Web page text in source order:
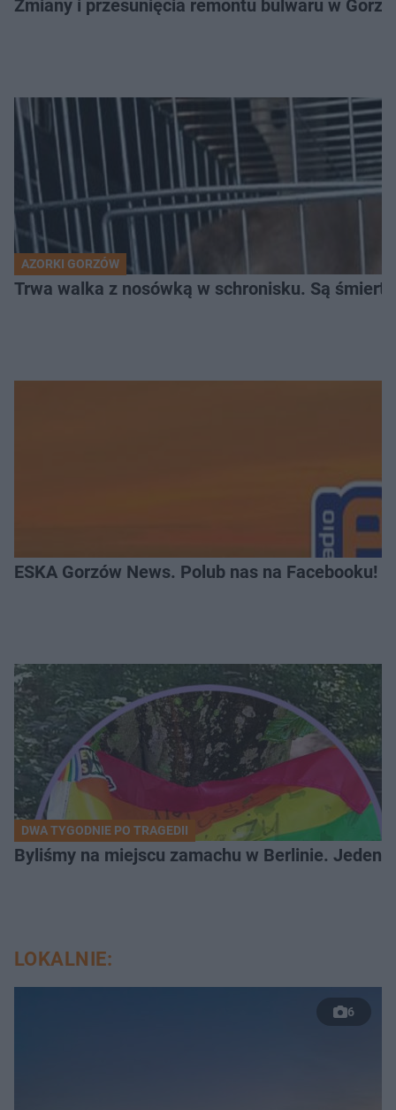
Zmiany i przesunięcia remontu bulwaru w
AZORKI GORZÓW
Trwa walka z nosówką w schronisku. Są
ESKA Gorzów News. Polub nas na Facebooku!
DWA TYGODNIE PO TRAGEDII
Byliśmy na miejscu zamachu w Berlinie. Jeden
LOKALNIE:
6